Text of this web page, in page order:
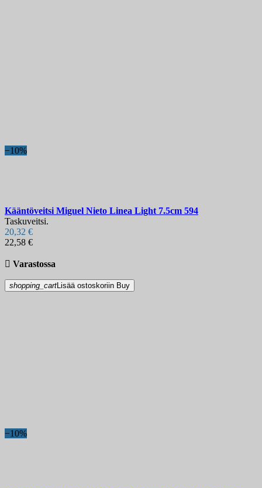
Karkaisukovuus
Näytä tuotteet5
−10%
Kääntöveitsi Miguel Nieto Linea Light 7.5cm 594
Taskuveitsi.
20,32 €
22,58 €
 Varastossa
shopping_cartLisää ostoskoriin Buy
−10%